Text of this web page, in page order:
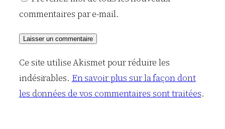
commentaires par e-mail.
Ce site utilise Akismet pour réduire les
indésirables. En savoir plus sur la façon dont
les données de vos commentaires sont traitées.